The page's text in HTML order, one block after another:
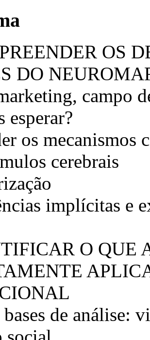
OS
DO
campo
esperar?
os mecanismos
cerebrais
implícitas e
O QUE
bases de análise: